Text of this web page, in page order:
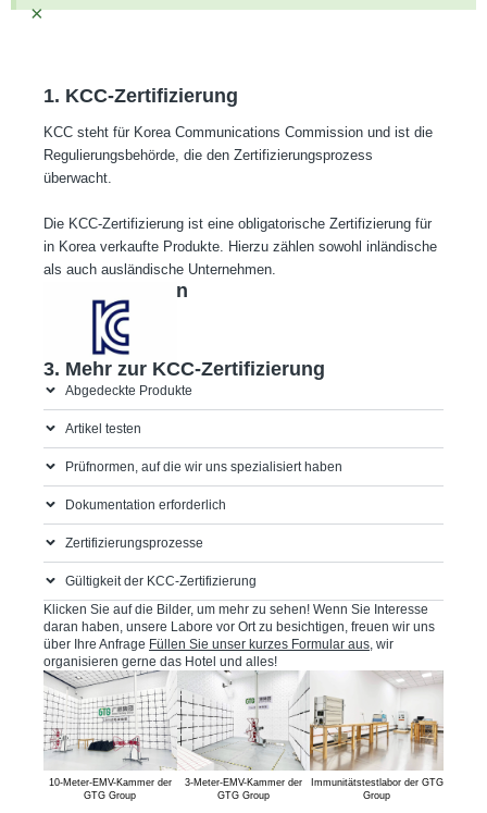
×
1. KCC-Zertifizierung
KCC steht für Korea Communications Commission und ist die
Regulierungsbehörde, die den Zertifizierungsprozess
überwacht.
Die KCC-Zertifizierung ist eine obligatorische Zertifizierung für
in Korea verkaufte Produkte. Hierzu zählen sowohl inländische
als auch ausländische Unternehmen.
2. KCC-Zeichen
3. Mehr zur KCC-Zertifizierung
Abgedeckte Produkte
Artikel testen
Prüfnormen, auf die wir uns spezialisiert haben
Dokumentation erforderlich
Zertifizierungsprozesse
Gültigkeit der KCC-Zertifizierung
Klicken Sie auf die Bilder, um mehr zu sehen! Wenn Sie Interesse
daran haben, unsere Labore vor Ort zu besichtigen, freuen wir uns
über Ihre Anfrage Füllen Sie unser kurzes Formular aus , wir
organisieren gerne das Hotel und alles!
10-Meter-EMV-Kammer der
GTG Group
3-Meter-EMV-Kammer der
GTG Group
Immunitätstestlabor der GTG
Group